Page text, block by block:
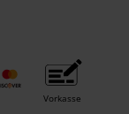
Vorkasse